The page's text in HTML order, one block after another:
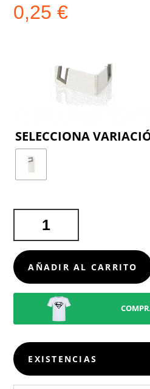
0,25€
LASTROW
CANTIDAD
AÑADIR AL CARRITO
EXISTENCIAS